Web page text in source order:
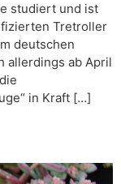
studiert und ist
Tretroller
deutschen
allerdings ab April
in Kraft […]